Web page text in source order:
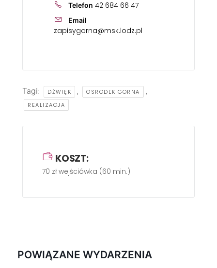
Telefon 42 684 66 47
Email
zapisygorna@msk.lodz.pl
Tagi: DŹWIĘK , OSRODEK GORNA ,
REALIZACJA
KOSZT:
70 zł wejściówka (60 min.)
POWIĄZANE WYDARZENIA